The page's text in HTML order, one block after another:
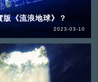
《流浪地球》？
2023-03-10